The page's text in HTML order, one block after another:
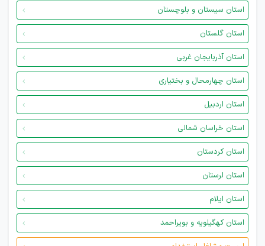
استان سیستان و بلوچستان
استان گلستان
استان آذربایجان غربی
استان چهارمحال و بختیاری
استان اردبیل
استان خراسان شمالی
استان کردستان
استان لرستان
استان ایلام
استان کهگیلویه و بویراحمد